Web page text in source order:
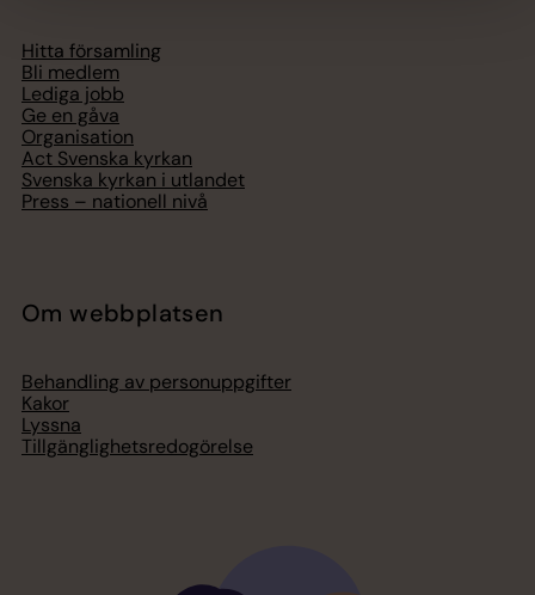
Hitta församling
Bli medlem
Lediga jobb
Ge en gåva
Organisation
Act Svenska kyrkan
Svenska kyrkan i utlandet
Press – nationell nivå
Om webbplatsen
Behandling av personuppgifter
Kakor
Lyssna
Tillgänglighetsredogörelse